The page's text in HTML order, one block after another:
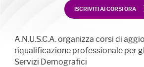
ISCRIVITI AI CORSI ORA
A.N.U.S.C.A. organizza corsi di
riqualificazione professionale per
Servizi Demografici